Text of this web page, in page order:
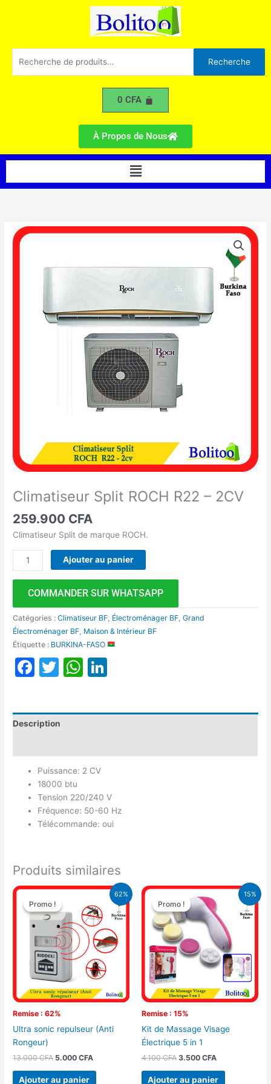
pour :
Recherche
0CFA
À Propos de Nous
Menu
Climatiseur Split ROCH R22 – 2CV
259.900 CFA
Climatiseur Split de marque ROCH.
quantité
de
Ajouter au panier
COMMANDER SUR WHATSAPP
Catégories :Climatiseur BF Électroménager BF ,Grand
Électroménager BF Maison & Intérieur BF
Étiquette : BURKINA-FASO
Facebook
TwitterWhatsApp
Description
Puissance: 2 CV
18000 btu
Tension 220/240 V
Fréquence: 50-60 Hz
Télécommande: oui
Produits similaires
62%
Promo !
Remise : 62%
Promo !
Ultra sonic repulseur (Anti
Rongeur)
13.000CFA
Le
prix
initial
était :
13.000 CFA.
5.000CFA
Le
actuel
est :
5.000 CFA.
Ajouter au panier
15%
Promo !
Remise : 15%
Promo !
Kit de Massage Visage
Électrique 5 in 1
4.100CFA
Le
prix
initial
était :
4.100 CFA.
3.500 CFA
Le
actuel
est :
3.500 CFA.
Ajouter au panier